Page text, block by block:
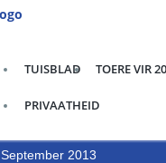
TUISBLAD TOERE VIR
PRIVAATHEID
September 2013